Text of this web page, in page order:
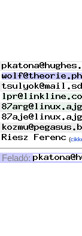
(
Feladó: